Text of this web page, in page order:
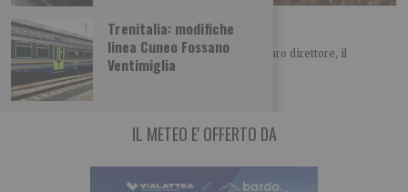
Trenitalia: modifiche
linea Cuneo Fossano
Ventimiglia
“No alla ‘privatizzazione’ del Parco Dora”
LETTERA APERTA SUL KAPPA FUTURFESTIVAL Caro direttore, il
Comitato spontaneo Dora Spina Tre è un gruppo
IL METEO E' OFFERTO DA